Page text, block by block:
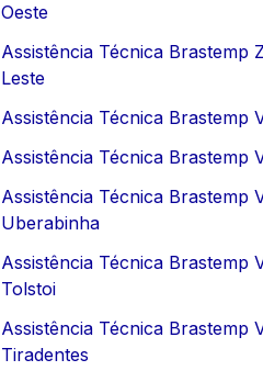
Oeste
Assistência Técnica Brastemp
Leste
Assistência Técnica Brastemp
Assistência Técnica Brastemp
Assistência Técnica Brastemp
Uberabinha
Assistência Técnica Brastemp
Tolstoi
Assistência Técnica Brastemp
Tiradentes